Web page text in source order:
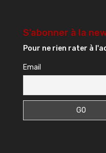
S’abonner à la
Pour ne rien rater à
Email